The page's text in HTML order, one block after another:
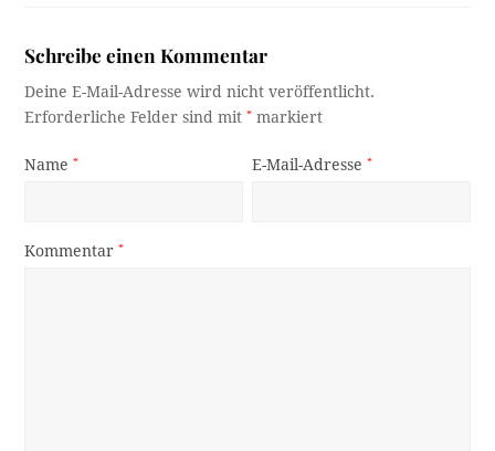
Schreibe einen Kommentar
Deine E-Mail-Adresse wird nicht veröffentlicht.
Erforderliche Felder sind mit* markiert
Name* E-Mail-Adresse*
Kommentar*